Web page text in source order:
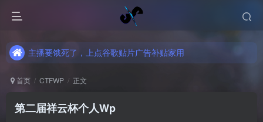
主播要饿死了，上点谷歌贴片广告补贴家用
主播要饿死了，上点谷歌贴片广告补贴家用
首页 CTFWP 正文
第二届祥云杯个人Wp